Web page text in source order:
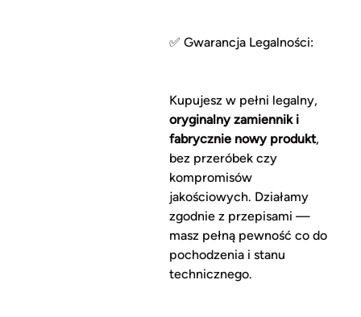
✅ Gwarancja Legalności:
Kupujesz w pełni legalny,
oryginalny zamiennik i
fabrycznie nowy produkt,
bez przeróbek czy
kompromisów
jakościowych. Działamy
zgodnie z przepisami —
masz pełną pewność co do
pochodzenia i stanu
technicznego.